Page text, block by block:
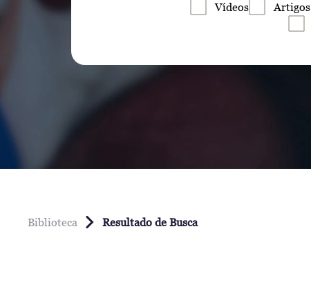
Vídeos Artigos
Biblioteca Resultado de Busca